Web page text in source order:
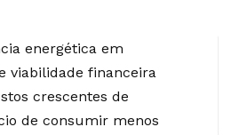
energética em
viabilidade financeira
crescentes de
de consumir menos